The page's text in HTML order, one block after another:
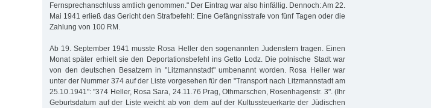
Fernsprechanschluss amtlich genommen." Der Eintrag war also hinfällig. Dennoch: Am 22.
Mai 1941 erließ das Gericht den Strafbefehl: Eine Gefängnisstrafe von fünf Tagen oder die
Zahlung von 100 RM.
Ab 19. September 1941 musste Rosa Heller den sogenannten Judenstern tragen. Einen
Monat später erhielt sie den Deportationsbefehl ins Getto Lodz. Die polnische Stadt war
von den deutschen Besatzern in "Litzmannstadt" umbenannt worden. Rosa Heller war
unter der Nummer 374 auf der Liste vorgesehen für den "Transport nach Litzmannstadt am
25.10.1941": "374 Heller, Rosa Sara, 24.11.76 Prag, Othmarschen, Rosenhagenstr. 3". (Ihr
Geburtsdatum auf der Liste weicht ab von dem auf der Kultussteuerkarte der Jüdischen